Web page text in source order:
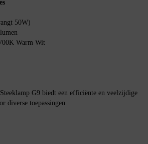
50W)
Warm Wit
G9 biedt een efficiënte en veelzijdige
diverse toepassingen.